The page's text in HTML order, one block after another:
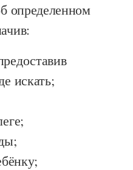
определенном
искать;